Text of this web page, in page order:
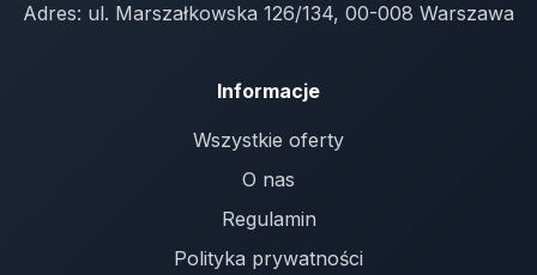
Adres: ul. Marszałkowska 126/134, 00-008 Warszawa
Informacje
Wszystkie oferty
O nas
Regulamin
Polityka prywatności